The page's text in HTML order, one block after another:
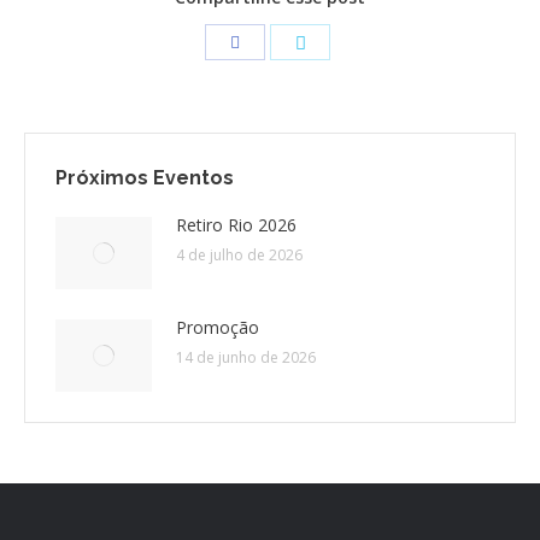
HISTÓRIA DE CCA/BR
Próximos Eventos
Retiro Rio 2026
4 de julho de 2026
Promoção
14 de junho de 2026